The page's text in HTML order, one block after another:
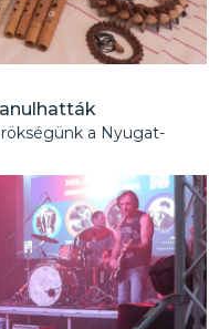
a Nyugat-